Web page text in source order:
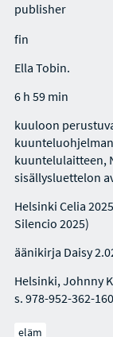
publisher
fin
Ella Tobin.
6 h 59 min
kuuloon
kuuntelulaitteen,
sisällysluettelon
Helsinki Celia
Silencio 2025)
äänikirja Daisy
Helsinki, Johnny
s. 978-952-362-
eläm